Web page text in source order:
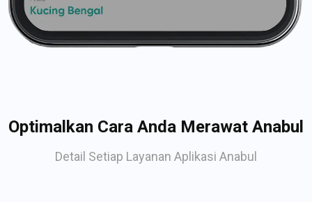
Optimalkan Cara Anda Merawat Anabul
Detail Setiap Layanan Aplikasi Anabul